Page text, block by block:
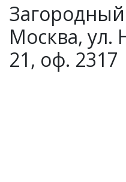
Москва, ул.
21, оф. 2317